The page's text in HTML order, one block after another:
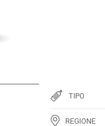
TIPO
REGIONE